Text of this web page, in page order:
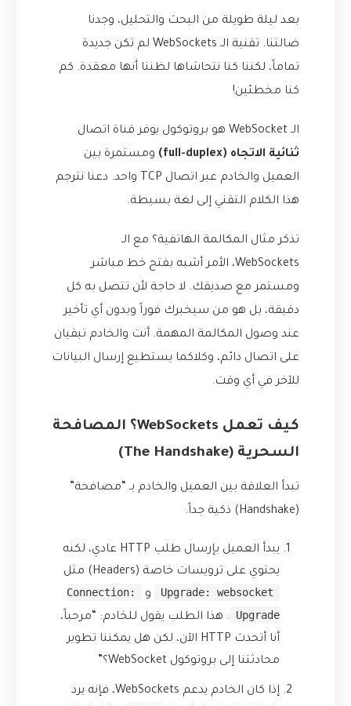
بعد ليلة طويلة من البحث والتحليل، وجدنا
ضالتنا. تقنية الـ WebSockets لم تكن جديدة
تماماً، لكننا كنا نتحاشاها لظننا أنها معقدة. كم
كنا مخطئين!
الـ WebSocket هو بروتوكول يوفر قناة اتصال
ثنائية الاتجاه (full-duplex)
ومستمرة بين
العميل والخادم عبر اتصال TCP واحد. دعنا نترجم
هذا الكلام التقني إلى لغة بسيطة.
تذكر مثال المكالمة الهاتفية؟ مع الـ
WebSockets، الأمر أشبه بفتح خط مباشر
ومستمر مع صديقك. لا حاجة لأن تتصل به كل
دقيقة، بل هو من سيخبرك فوراً وبدون أي تأخير
عند وصول المكالمة المهمة. أنت والخادم تبقيان
على اتصال دائم، وكلاكما يستطيع إرسال البيانات
للآخر في أي وقت.
كيف تعمل WebSockets؟ المصافحة
السحرية (The Handshake)
تبدأ العلاقة بين العميل والخادم بـ “مصافحة”
(Handshake) ذكية جداً.
يبدأ العميل بإرسال طلب HTTP عادي، لكنه
يحتوي على ترويسات خاصة (Headers) مثل
Upgrade: websocket
و
Connection:
Upgrade
. هذا الطلب يقول للخادم: “مرحباً،
أنا أتحدث HTTP الآن، لكن هل يمكننا تطوير
محادثتنا إلى بروتوكول WebSocket؟”
إذا كان الخادم يدعم WebSockets، فإنه يرد